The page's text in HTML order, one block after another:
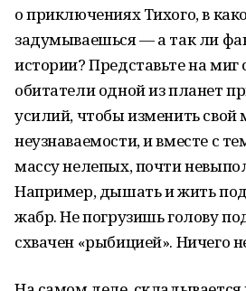
о приключениях Тихого, в
задумываешься — а так ли
истории? Представьте на миг
обитатели одной из планет
усилий, чтобы изменить свой
неузнаваемости, и вместе с
массу нелепых, почти
Например, дышать и жить
жабр. Не погрузишь голову
схвачен «рыбицией». Ничего